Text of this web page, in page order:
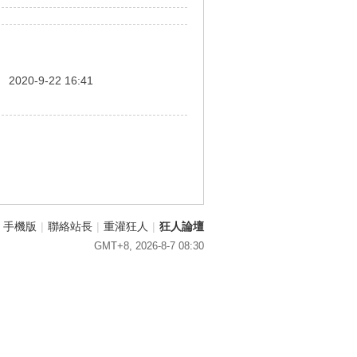
2020-9-22 16:41
手機版 | 聯絡站長 | 重灌狂人 | 狂人論壇
GMT+8, 2026-8-7 08:30